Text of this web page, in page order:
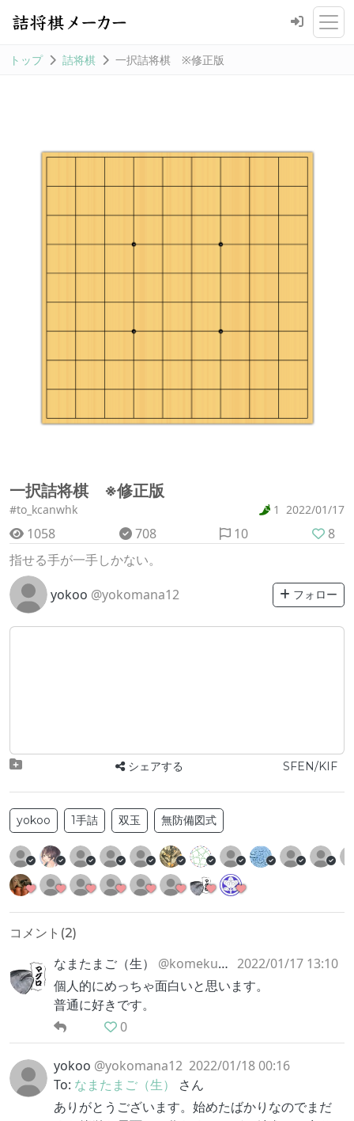
トップ 詰将棋 一択詰将棋 ※修正版
一択詰将棋 ※修正版
#to_kcanwhk 1 2022/01/17
1058 708 10
8
指せる手が一手しかない。
yokoo @yokomana12 フォロー
シェアする SFEN/KIF
yokoo 1手詰 双玉 無防備図式
コメント(2)
なまたまご（生） @komeku_0831
2022/01/17 13:10
個人的にめっちゃ面白いと思います。
普通に好きです。
0
yokoo @yokomana12 2022/01/18 00:16
To: なまたまご（生）
さん
ありがとうございます。始めたばかりなのでまだ